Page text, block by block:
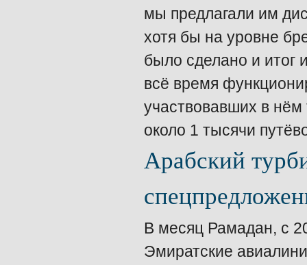
мы предлагали им
хотя бы на уровне
было сделано и итог
всё время
участвовавших в нём
около 1 тысячи
Арабский
В месяц Рамадан, с
Эмиратские